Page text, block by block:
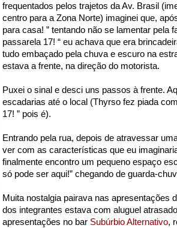
frequentados pelos trajetos da Av. Brasil
centro para a Zona Norte) imaginei que,
para casa! ” tentando não se lamentar pela
passarela 17! “ eu achava que era
tudo embaçado pela chuva e escuro na
estava a frente, na direção do motorista.
Puxei o sinal e desci uns passos à frente.
escadarias até o local (Thyrso fez piada
17! ” pois é).
Entrando pela rua, depois de atravessar
ver com as características que eu
finalmente encontro um pequeno espaço
só pode ser aqui!” chegando de guarda-
Muita nostalgia pairava nas apresentações
dos integrantes estava com aluguel
apresentações no bar Subúrbio Alternativo,